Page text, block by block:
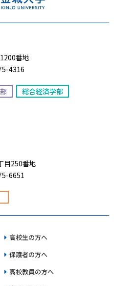
番地
4316
総合経済学部
目250番地
6651
高校生の方へ
保護者の方へ
高校教員の方へ